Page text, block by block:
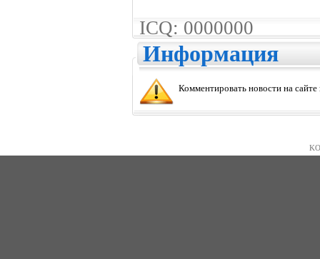
ICQ: 0000000
Информация
Комментировать новости на